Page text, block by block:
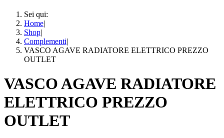
Sei qui:
Home|
Shop|
Complementi|
VASCO AGAVE RADIATORE ELETTRICO PREZZO
OUTLET
VASCO AGAVE RADIATORE
ELETTRICO PREZZO
OUTLET